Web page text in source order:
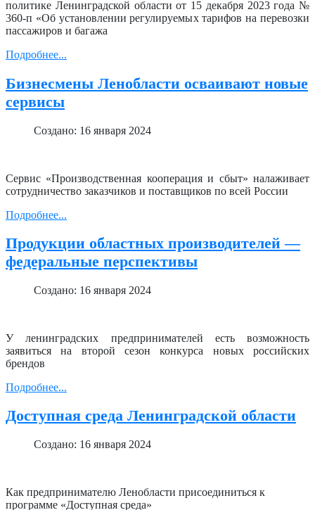
политике Ленинградской области от 15 декабря 2023 года №
360-п «Об установлении регулируемых тарифов на перевозки
пассажиров и багажа
Подробнее...
Бизнесмены Ленобласти осваивают новые
сервисы
Создано: 16 января 2024
Сервис «Производственная кооперация и сбыт» налаживает
сотрудничество заказчиков и поставщиков по всей России
Подробнее...
Продукции областных производителей —
федеральные перспективы
Создано: 16 января 2024
У ленинградских предпринимателей есть возможность
заявиться на второй сезон конкурса новых российских
брендов
Подробнее...
Доступная среда Ленинградской области
Создано: 16 января 2024
Как предпринимателю Ленобласти присоединиться к
программе «Доступная среда»